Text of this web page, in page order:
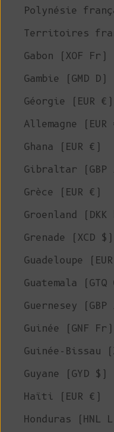
Polynésie
Territoires
Gabon (XOF Fr)
Gambie (GMD D)
Géorgie (EUR €)
Allemagne (EUR
Ghana (EUR €)
Gibraltar (GBP
Grèce (EUR €)
Groenland
Grenade (XCD $)
Guadeloupe
Guatemala (GTQ
Guernesey (GBP
Guinée (GNF Fr)
Guinée-Bissau
Guyane (GYD $)
Haïti (EUR €)
Honduras (HNL